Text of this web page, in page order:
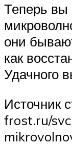
Теперь вы
они
как
Удачного
Источник
frost.ru/